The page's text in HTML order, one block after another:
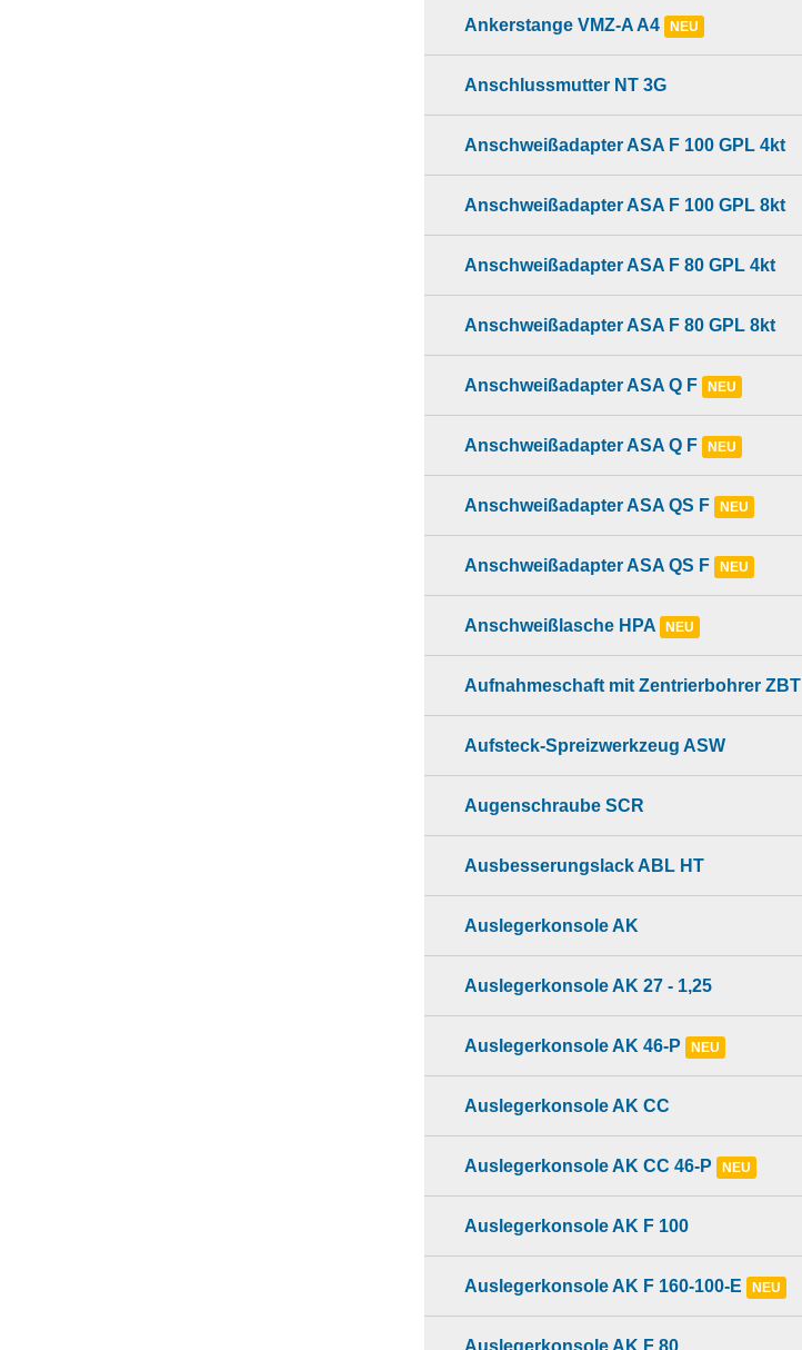
Ankerstange VMZ-A A4 NEU
Anschlussmutter NT 3G
Anschweißadapter ASA F 100 GPL 4kt
Anschweißadapter ASA F 100 GPL 8kt
Anschweißadapter ASA F 80 GPL 4kt
Anschweißadapter ASA F 80 GPL 8kt
Anschweißadapter ASA Q F NEU
Anschweißadapter ASA Q F NEU
Anschweißadapter ASA QS F NEU
Anschweißadapter ASA QS F NEU
Anschweißlasche HPA NEU
Aufnahmeschaft mit Zentrierbohrer ZBT
Aufsteck-Spreizwerkzeug ASW
Augenschraube SCR
Ausbesserungslack ABL HT
Auslegerkonsole AK
Auslegerkonsole AK 27 - 1,25
Auslegerkonsole AK 46-P NEU
Auslegerkonsole AK CC
Auslegerkonsole AK CC 46-P NEU
Auslegerkonsole AK F 100
Auslegerkonsole AK F 160-100-E NEU
Auslegerkonsole AK F 80